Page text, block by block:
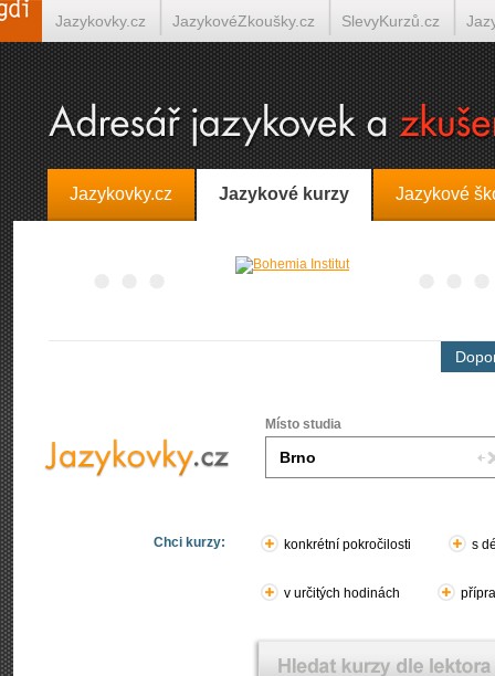
Jazykovky.cz Jazykové kurzy Jazykové
Místo studia
Chci kurzy: konkrétní pokročilosti s
v určitých hodinách
Jazykovky.cz JazykovéZkoušky.cz SlevyKurzů.cz
Španělština on-line Italština on-line Tlumočení-